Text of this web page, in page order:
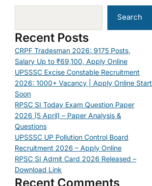
Search
Recent Posts
CRPF Tradesman 2026: 9175 Posts,
Salary Up to ₹69,100, Apply Online
UPSSSC Excise Constable Recruitment
2026: 1000+ Vacancy | Apply Online Start
Soon
RPSC SI Today Exam Question Paper
2026 (5 April) – Paper Analysis &
Questions
UPSSSC UP Pollution Control Board
Recruitment 2026 – Apply Online
RPSC SI Admit Card 2026 Released –
Download Link
Recent Comments